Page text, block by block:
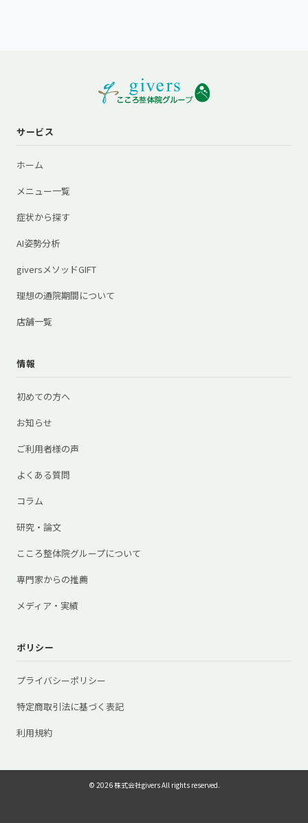
サービス
ホーム
メニュー一覧
症状から探す
AI姿勢分析
giversメソッドGIFT
理想の通院期間について
店舗一覧
情報
初めての方へ
お知らせ
ご利用者様の声
よくある質問
コラム
研究・論文
こころ整体院グループについて
専門家からの推薦
メディア・実績
ポリシー
プライバシーポリシー
特定商取引法に基づく表記
利用規約
© 2026 株式会社givers All rights reserved.